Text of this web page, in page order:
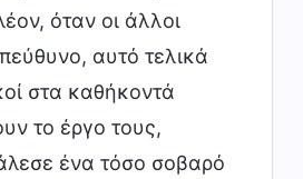
όταν οι άλλοι
αυτό τελικά
στα καθήκοντά
το έργο τους,
ένα τόσο σοβαρό